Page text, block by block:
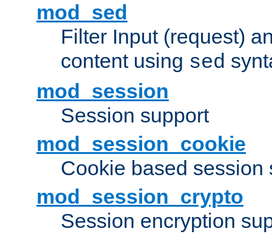
mod_sed
Filter Input (request)
content using sed
mod_session
Session support
mod_session_cookie
Cookie based session
mod_session_crypto
Session encryption